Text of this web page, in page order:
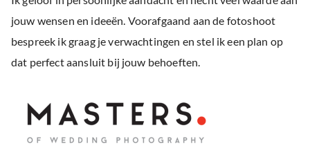
jouw wensen en ideeën. Voorafgaand aan de fotoshoot
bespreek ik graag je verwachtingen en stel ik een plan op
dat perfect aansluit bij jouw behoeften.